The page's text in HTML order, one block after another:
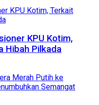
KPU Kotim,
Hibah Pilkada